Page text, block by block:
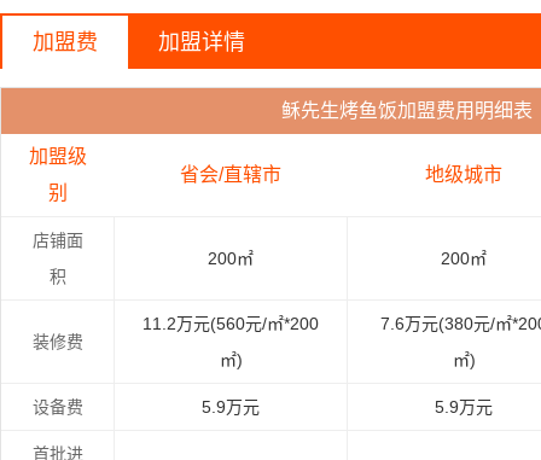
加盟费 加盟详情
稣先生烤鱼饭加盟费用明细表
加盟级
别
省会/直辖市 地级城市
店铺面
积
200㎡ 200㎡
装修费
11.2万元(560元/㎡*200
㎡)
7.6万元(380元/㎡
㎡)
设备费 5.9万元 5.9万元
首批进